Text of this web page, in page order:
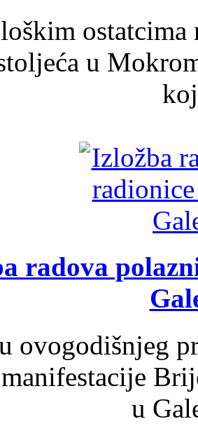
u
radova
ovogodišnjeg
u